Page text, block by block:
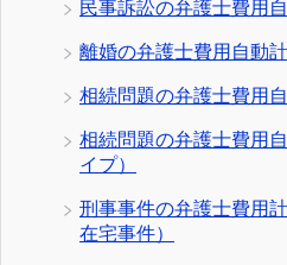
民事訴訟の弁護士費用
離婚の弁護士費用自動
相続問題の弁護士費用
相続問題の弁護士費用
イプ）
刑事事件の弁護士費用
在宅事件）